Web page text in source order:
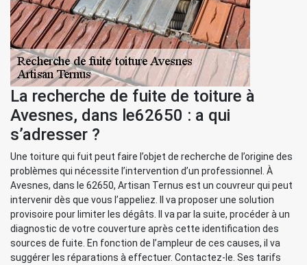
La recherche de fuite de toiture à
Avesnes, dans le62650 : a qui
s’adresser ?
Une toiture qui fuit peut faire l’objet de recherche de l’origine des
problèmes qui nécessite l’intervention d’un professionnel. À
Avesnes, dans le 62650, Artisan Ternus est un couvreur qui peut
intervenir dès que vous l’appeliez. Il va proposer une solution
provisoire pour limiter les dégâts. Il va par la suite, procéder à un
diagnostic de votre couverture après cette identification des
sources de fuite. En fonction de l’ampleur de ces causes, il va
suggérer les réparations à effectuer. Contactez-le. Ses tarifs